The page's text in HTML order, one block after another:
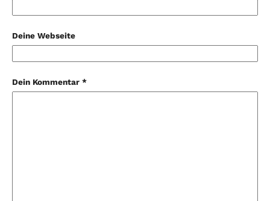
Deine Webseite
Dein Kommentar *